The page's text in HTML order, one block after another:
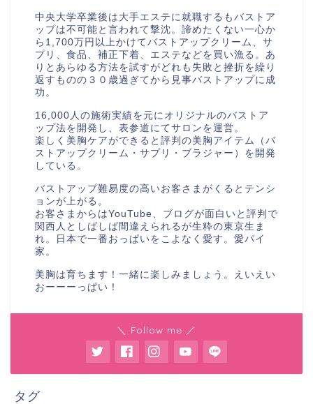
中央大学卒業後は大手エステに就職するもバストア
ップは不可能と言われて撃沈。諦めたくない一心か
ら1,700万円以上かけてバストアップクリーム、サ
プリ、食品、補正下着、エステなどを買い漁る。あ
りとあらゆる方法を試すがどれも失敗と挫折を繰り
返すものの３０歳過ぎてから見事バストアップに成
功。
16,000人の施術実績を元にオリジナルのバストア
ップ法を開発し、表参道にてサロンを運営。
楽しく美胸ケアができると評判の美胸アイテム（バ
ストアップクリーム・サプリ・ブラジャー）を開発
している。
バストアップ難易度の高いお客さまがくるとテンシ
ョンが上がる。
お客さまからはYouTube、ブログが面白いと評判で
関西人としばしば間違えられるが生粋の東京生ま
れ。日本で一番おっぱいをこよなく愛す。愛パイ
家。
美胸は育ちます！一緒に楽しみましょう。えいえい
おーーーっぱい！
＼ Follow me ／
タグ